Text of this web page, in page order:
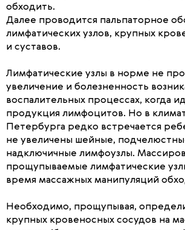
обходить.
Далее проводится пальпаторное
лимфатических узлов, крупных
и суставов.
Лимфатические узлы в норме не
увеличение и болезненность
воспалительных процессах, когда
продукция лимфоцитов. Но в
Петербурга редко встречается
не увеличены шейные,
надключичные лимфоузлы.
прощупываемые лимфатические
время массажных манипуляций
Необходимо, прощупывая,
крупных кровеносных сосудов на